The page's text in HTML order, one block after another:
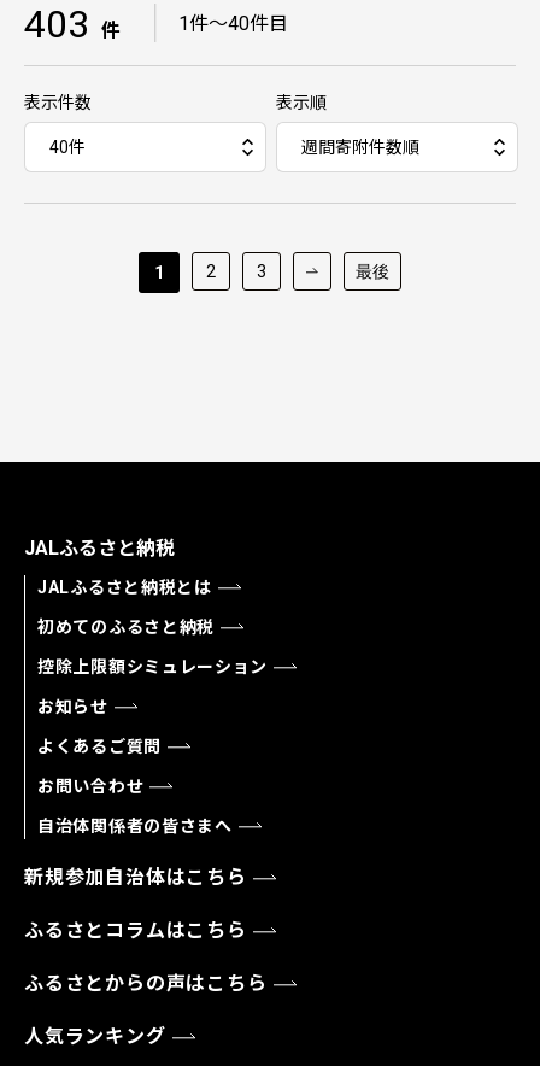
403 件 1件～40件目
表示件数 表示順
1 2 3 最後
JALふるさと納税
JALふるさと納税とは
初めてのふるさと納税
控除上限額シミュレーション
お知らせ
よくあるご質問
お問い合わせ
自治体関係者の皆さまへ
新規参加自治体はこちら
ふるさとコラムはこちら
ふるさとからの声はこちら
人気ランキング